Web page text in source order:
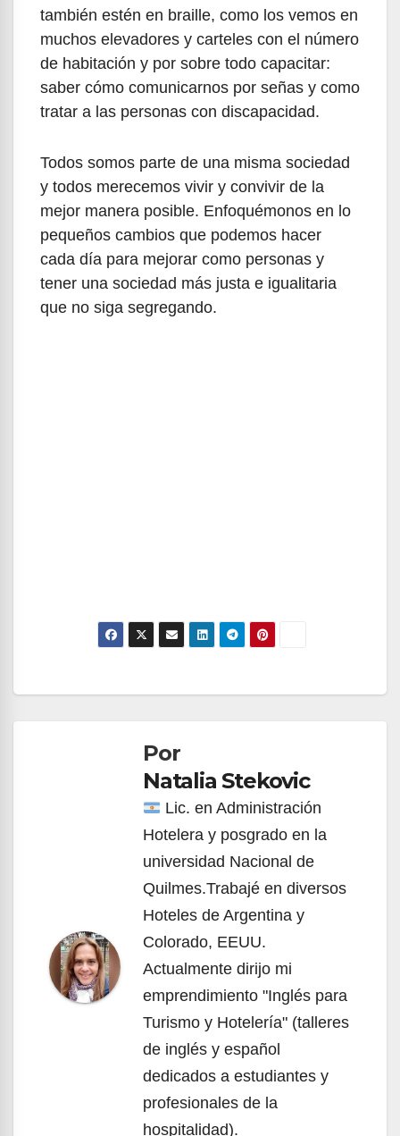
también estén en braille, como los vemos en
muchos elevadores y carteles con el número
de habitación y por sobre todo capacitar:
saber cómo comunicarnos por señas y como
tratar a las personas con discapacidad.
Todos somos parte de una misma sociedad
y todos merecemos vivir y convivir de la
mejor manera posible. Enfoquémonos en lo
pequeños cambios que podemos hacer
cada día para mejorar como personas y
tener una sociedad más justa e igualitaria
que no siga segregando.
Navegación
entradasPor
Natalia Stekovic
Lic. en Administración
Hotelera y posgrado en la
universidad Nacional de
Quilmes.Trabajé en diversos
Hoteles de Argentina y
Colorado, EEUU.
Actualmente dirijo mi
emprendimiento "Inglés para
Turismo y Hotelería" (talleres
de inglés y español
dedicados a estudiantes y
profesionales de la
hospitalidad).